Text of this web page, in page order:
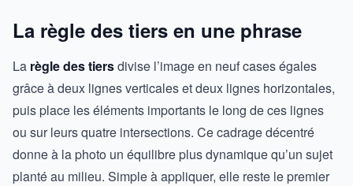
La règle des tiers en une phrase
La règle des tiersdivise l’image en neuf cases égales
grâce à deux lignes verticales et deux lignes horizontales,
puis place les éléments importants le long de ces lignes
ou sur leurs quatre intersections. Ce cadrage décentré
donne à la photo un équilibre plus dynamique qu’un sujet
planté au milieu. Simple à appliquer, elle reste le premier